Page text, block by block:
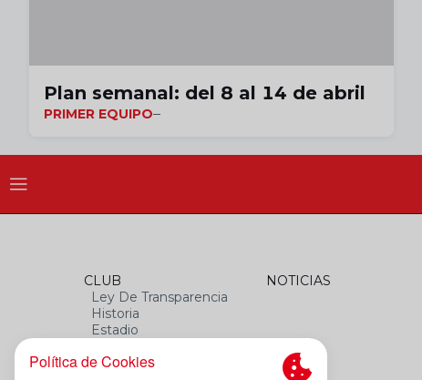
Plan semanal: del 8 al 14 de abril
PRIMER EQUIPO
CLUB
Ley De Transparencia
Historia
Estadio
Datos Del Club
NOTICIAS